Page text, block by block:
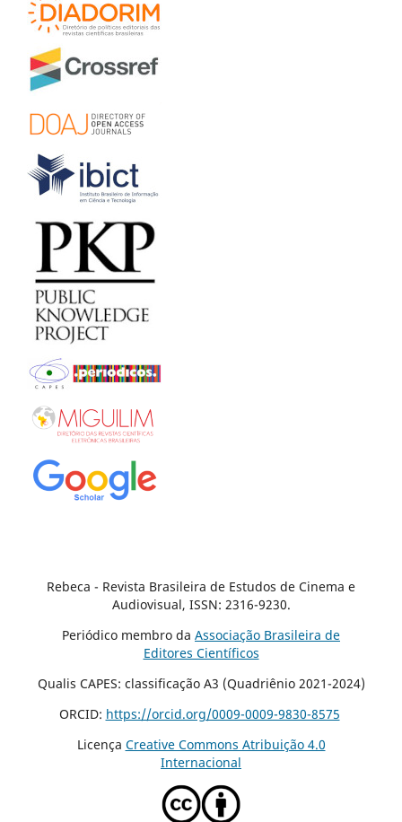
Rebeca - Revista Brasileira de Estudos de Cinema e
Audiovisual, ISSN: 2316-9230.
Periódico membro da Associação Brasileira de
Editores Científicos
Qualis CAPES: classificação A3 (Quadriênio 2021-2024)
ORCID: https://orcid.org/0009-0009-9830-8575
Licença Creative Commons Atribuição 4.0
Internacional